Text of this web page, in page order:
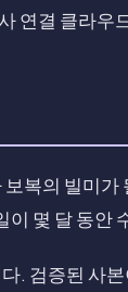
연결 클라우
복의 빌미가
이 몇 달 동안
. 검증된 사